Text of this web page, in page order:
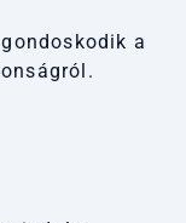
gondoskodik a